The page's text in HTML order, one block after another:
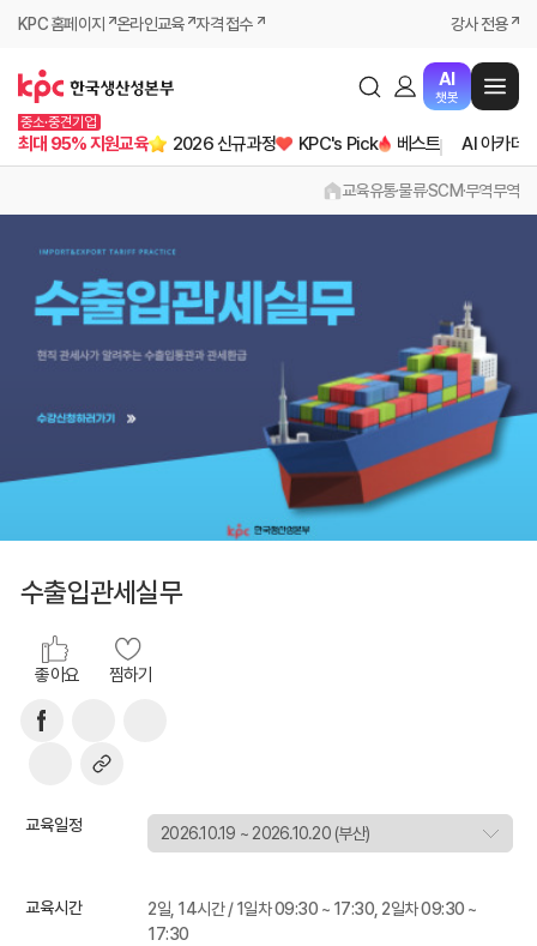
KPC 홈페이지 온라인교육 자격 접수 강사 전용
AI
챗봇
중소·중견기업
최대 95% 지원교육 2026 신규과정 KPC's Pick 베스트 AI 아카데
교육유통·물류·SCM·무역무역
수출입관세실무
좋아요 찜하기
교육일정
교육시간
2일, 14시간 / 1일차 09:30 ~ 17:30, 2일차 09:30 ~
17:30